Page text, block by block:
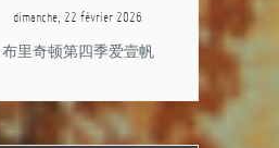
dimanche, 22 février 2026
布里奇顿第四季爱壹帆